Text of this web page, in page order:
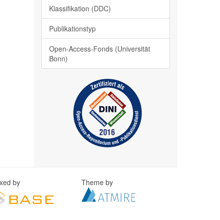
Klassifikation (DDC)
Publikationstyp
Open-Access-Fonds (Universität
Bonn)
by Theme by